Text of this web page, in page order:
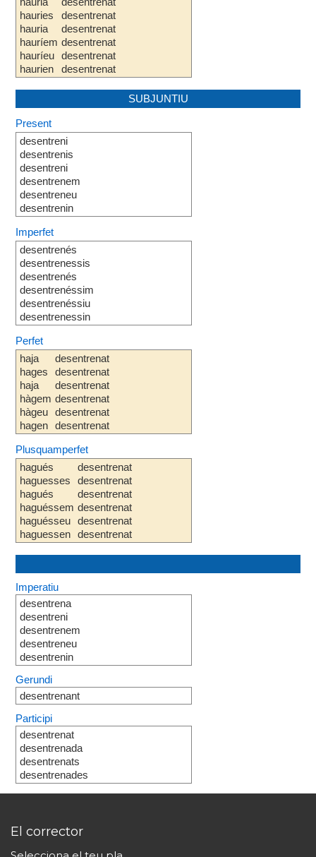
hauries
hauria
hauríem
hauríeu
haurien
desentrenat
desentrenat
desentrenat
desentrenat
desentrenat
SUBJUNTIU
Present
desentreni
desentrenis
desentreni
desentrenem
desentreneu
desentrenin
Imperfet
desentrenés
desentrenessis
desentrenés
desentrenéssim
desentrenéssiu
desentrenessin
Perfet
haja
hages
haja
hàgem
hàgeu
hagen
desentrenat
desentrenat
desentrenat
desentrenat
desentrenat
desentrenat
Plusquamperfet
hagués
haguesses
hagués
haguéssem
haguésseu
haguessen
desentrenat
desentrenat
desentrenat
desentrenat
desentrenat
desentrenat
Imperatiu
desentrena
desentreni
desentrenem
desentreneu
desentrenin
Gerundi
desentrenant
Participi
desentrenat
desentrenada
desentrenats
desentrenades
El corrector